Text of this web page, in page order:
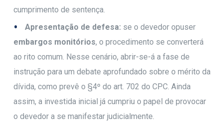
cumprimento de sentença.
Apresentação de defesa: se o devedor opuser
embargos monitórios, o procedimento se converterá
ao rito comum. Nesse cenário, abrir-se-á a fase de
instrução para um debate aprofundado sobre o mérito da
dívida, como prevê o §4º do art. 702 do CPC. Ainda
assim, a investida inicial já cumpriu o papel de provocar
o devedor a se manifestar judicialmente.